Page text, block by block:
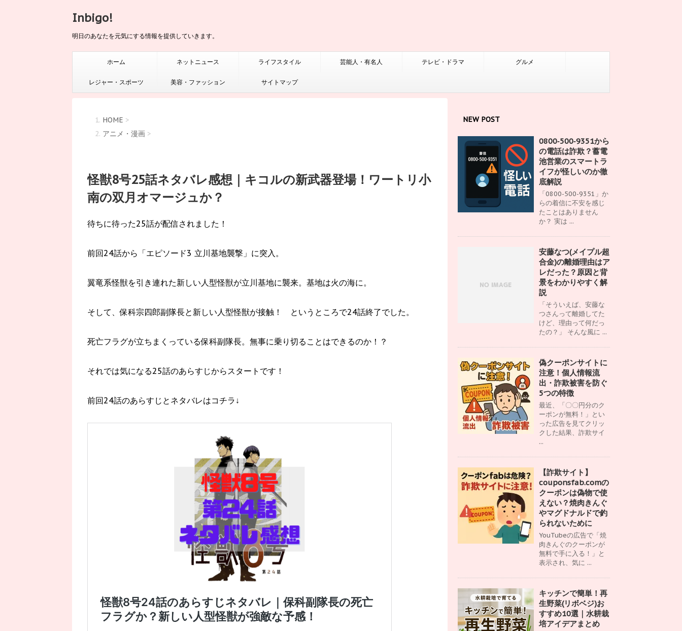
Inbigo!
明日のあなたを元気にする情報を提供していきます。
ホーム ネットニュース ライフスタイル 芸能人・有名人 テレビ・ドラマ グルメ
レジャー・スポーツ 美容・ファッション サイトマップ
HOME >
アニメ・漫画 >
怪獣8号25話ネタバレ感想｜キコルの新武器登場！ワートリ小
南の双月オマージュか？
待ちに待った25話が配信されました！
前回24話から「エピソード3 立川基地襲撃」に突入。
翼竜系怪獣を引き連れた新しい人型怪獣が立川基地に襲来。基地は火の海に。
そして、保科宗四郎副隊長と新しい人型怪獣が接触！ というところで24話終了でした。
死亡フラグが立ちまくっている保科副隊長。無事に乗り切ることはできるのか！？
それでは気になる25話のあらすじからスタートです！
前回24話のあらすじとネタバレはコチラ↓
NEW POST
0800‑500‑9351から
の電話は詐欺？蓄電
池営業のスマートラ
イフが怪しいのか徹
底解説
「0800-500-9351」か
らの着信に不安を感じ
たことはありません
か？ 実は ...
安藤なつ(メイプル超
合金)の離婚理由はア
レだった？原因と背
景をわかりやすく解
説
「そういえば、安藤な
つさんって離婚してた
けど、理由って何だっ
たの？」 そんな風に ...
偽クーポンサイトに
注意！個人情報流
出・詐欺被害を防ぐ
5つの特徴
最近、「〇〇円分のク
ーポンが無料！」とい
った広告を見てクリッ
クした結果、詐欺サイ
...
【詐欺サイト】
couponsfab.comの
クーポンは偽物で使
えない？焼肉きんぐ
やマグドナルドで釣
られないために
YouTubeの広告で「焼
肉きんぐのクーポンが
無料で手に入る！」と
表示され、気に ...
キッチンで簡単！再
生野菜(リボベジ)お
すすめ10選｜水耕栽
培アイデアまとめ